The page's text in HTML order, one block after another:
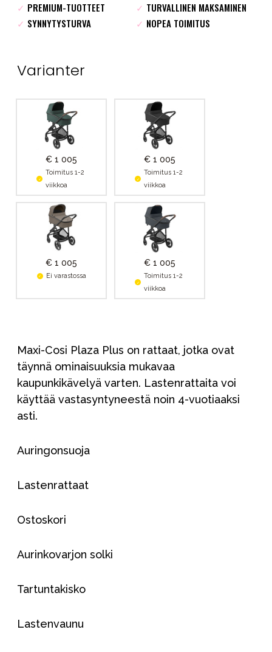
✓ PREMIUM-TUOTTEET ✓ TURVALLINEN MAKSAMINEN
✓ SYNNYTYSTURVA ✓ NOPEA TOIMITUS
Varianter
€ 1 005
Toimitus 1-2
viikkoa
€ 1 005
Toimitus 1-2
viikkoa
€ 1 005
Ei varastossa
€ 1 005
Toimitus 1-2
viikkoa
Maxi-Cosi Plaza Plus on rattaat, jotka ovat
täynnä ominaisuuksia mukavaa
kaupunkikävelyä varten. Lastenrattaita voi
käyttää vastasyntyneestä noin 4-vuotiaaksi
asti.
Auringonsuoja
Lastenrattaat
Ostoskori
Aurinkovarjon solki
Tartuntakisko
Lastenvaunu